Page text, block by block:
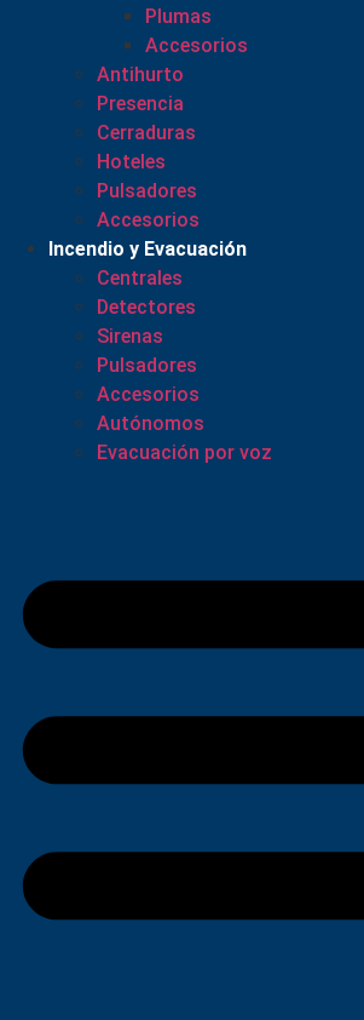
Plumas
Accesorios
Antihurto
Presencia
Cerraduras
Hoteles
Pulsadores
Accesorios
Incendio y Evacuación
Centrales
Detectores
Sirenas
Pulsadores
Accesorios
Autónomos
Evacuación por voz